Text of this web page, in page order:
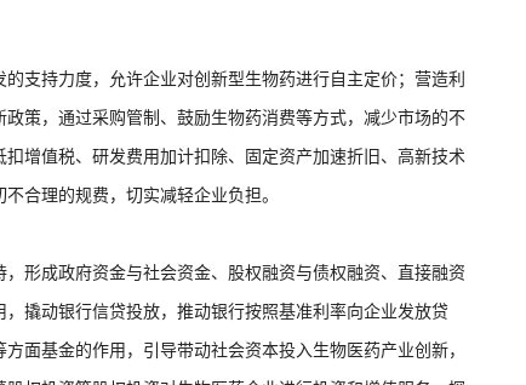
支持力度，允许企业对创新型生物药进行自主定价；营造利
策，通过采购管制、鼓励生物药消费等方式，减少市场的不
增值税、研发费用加计扣除、固定资产加速折旧、高新技术
合理的规费，切实减轻企业负担。
形成政府资金与社会资金、股权融资与债权融资、直接融资
撬动银行信贷投放，推动银行按照基准利率向企业发放贷
面基金的作用，引导带动社会资本投入生物医药产业创新，